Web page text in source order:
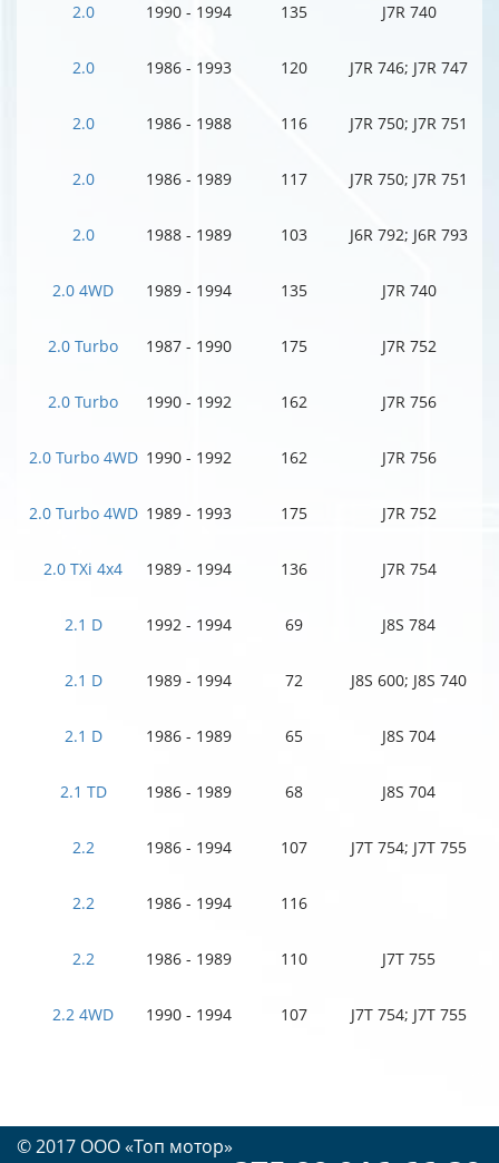
2.0 1990 - 1994 135 J7R 740
2.0 1986 - 1993 120 J7R 746; J7R 747
2.0 1986 - 1988 116 J7R 750; J7R 751
2.0 1986 - 1989 117 J7R 750; J7R 751
2.0 1988 - 1989 103 J6R 792; J6R 793
2.0 4WD 1989 - 1994 135 J7R 740
2.0 Turbo 1987 - 1990 175 J7R 752
2.0 Turbo 1990 - 1992 162 J7R 756
2.0 Turbo 4WD 1990 - 1992 162 J7R 756
2.0 Turbo 4WD 1989 - 1993 175 J7R 752
2.0 TXi 4x4 1989 - 1994 136 J7R 754
2.1 D 1992 - 1994 69 J8S 784
2.1 D 1989 - 1994 72 J8S 600; J8S 740
2.1 D 1986 - 1989 65 J8S 704
2.1 TD 1986 - 1989 68 J8S 704
2.2 1986 - 1994 107 J7T 754; J7T 755
2.2 1986 - 1994 116
2.2 1986 - 1989 110 J7T 755
2.2 4WD 1990 - 1994 107 J7T 754; J7T 755
© 2017 OOO «Топ мотор»